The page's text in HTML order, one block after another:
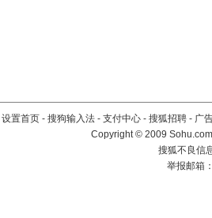
设置首页 - 搜狗输入法 - 支付中心 - 搜狐招聘 - 广
Copyright © 2009
搜狐不良信
举报邮箱